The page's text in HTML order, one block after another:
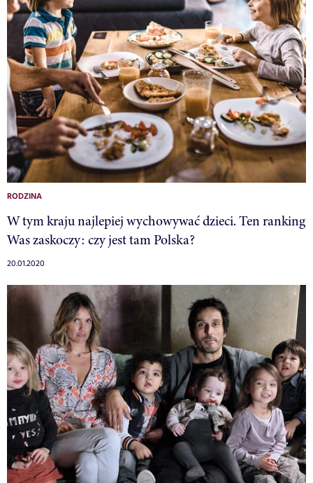
RODZINA
W tym kraju najlepiej wychowywać dzieci. Ten ranking
Was zaskoczy: czy jest tam Polska?
20.01.2020